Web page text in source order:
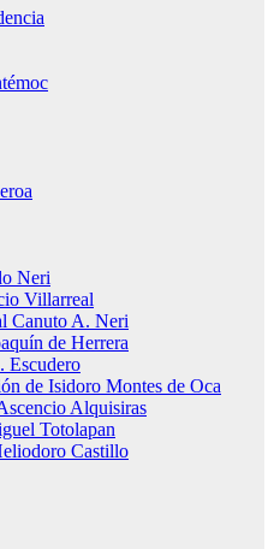
Neri
Villarreal
Canuto A. Neri
de Herrera
Escudero
de Isidoro Montes de Oca
Alquisiras
Totolapan
Castillo